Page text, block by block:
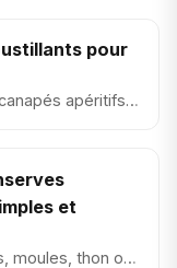
pour
apéritifs,
et
moules, thon ou